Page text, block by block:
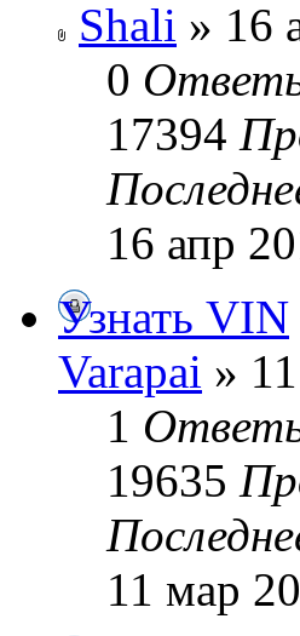
Shali » 16
0
17394
16 апр
Узнать VIN
Varapai »
1
19635
11 мар